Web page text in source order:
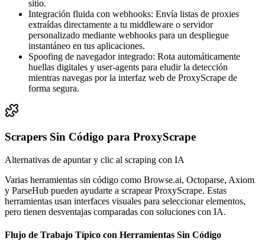
sitio.
Integración fluida con webhooks: Envía listas de proxies
extraídas directamente a tu middleware o servidor
personalizado mediante webhooks para un despliegue
instantáneo en tus aplicaciones.
Spoofing de navegador integrado: Rota automáticamente
huellas digitales y user-agents para eludir la detección
mientras navegas por la interfaz web de ProxyScrape de
forma segura.
Scrapers Sin Código para ProxyScrape
Alternativas de apuntar y clic al scraping con IA
Varias herramientas sin código como Browse.ai, Octoparse, Axiom
y ParseHub pueden ayudarte a scrapear ProxyScrape. Estas
herramientas usan interfaces visuales para seleccionar elementos,
pero tienen desventajas comparadas con soluciones con IA.
Flujo de Trabajo Típico con Herramientas Sin Código